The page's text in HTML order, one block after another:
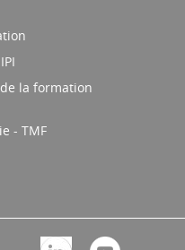
la formation
- TMF